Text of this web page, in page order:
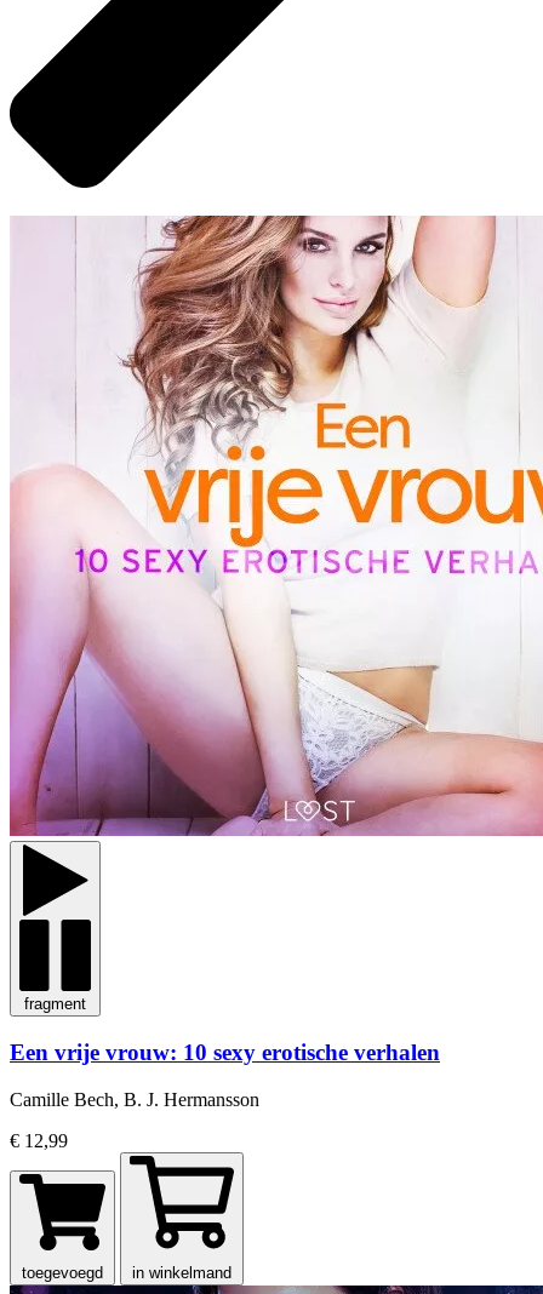
fragment
Een vrije vrouw: 10 sexy erotische verhalen
Camille Bech, B. J. Hermansson
€ 12,99
toegevoegd in winkelmand